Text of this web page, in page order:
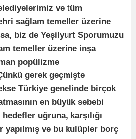
ve tüm
sağlam temeller üzerine
biz de Yeşilyurt Sporumuzu
temeller üzerine inşa
popülizme
gerek geçmişte
Türkiye genelinde birçok
en büyük sebebi
uğruna, karşılığı
yapılmış ve bu kulüpler borç